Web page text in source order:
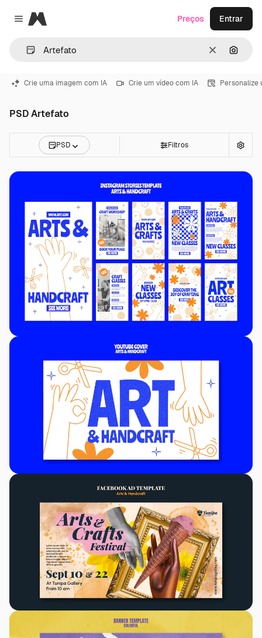
Close menu
Magnific
Limpar
Preços Entrar
Crie uma imagem com IA Crie um vídeo com IA Personalize
PSD Artefato
PSD Filtros